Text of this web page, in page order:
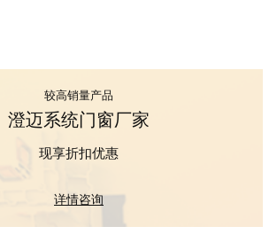
较高销量产品
澄迈系统门窗厂家
现享折扣优惠
详情咨询